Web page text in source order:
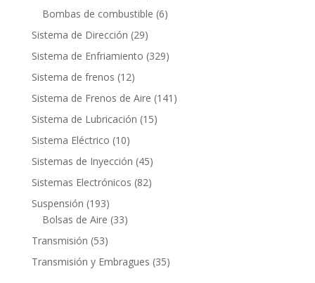
productos
Bombas de combustible 66
Sistema de Dirección 2929
productos
Sistema de Enfriamiento 329329
Sistema de frenos 1212
productos
Sistema de Frenos de Aire 141 141
Sistema de Lubricación 1515
Sistema Eléctrico 1010
productos
Sistemas de Inyección 4545
productos
Sistemas Electrónicos 8282
Suspensión 193193
productos
Bolsas de Aire 3333
Transmisión 5353
productos
Transmisión y Embragues 3535